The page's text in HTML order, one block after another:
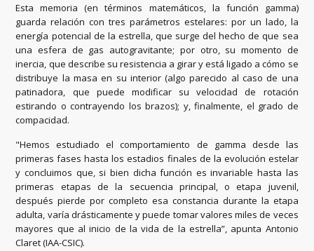
Esta memoria (en términos matemáticos, la función gamma)
guarda relación con tres parámetros estelares: por un lado, la
energía potencial de la estrella, que surge del hecho de que sea
una esfera de gas autogravitante; por otro, su momento de
inercia, que describe su resistencia a girar y está ligado a cómo se
distribuye la masa en su interior (algo parecido al caso de una
patinadora, que puede modificar su velocidad de rotación
estirando o contrayendo los brazos); y, finalmente, el grado de
compacidad.
"Hemos estudiado el comportamiento de gamma desde las
primeras fases hasta los estadios finales de la evolución estelar
y concluimos que, si bien dicha función es invariable hasta las
primeras etapas de la secuencia principal, o etapa juvenil,
después pierde por completo esa constancia durante la etapa
adulta, varía drásticamente y puede tomar valores miles de veces
mayores que al inicio de la vida de la estrella”, apunta Antonio
Claret (IAA-CSIC).